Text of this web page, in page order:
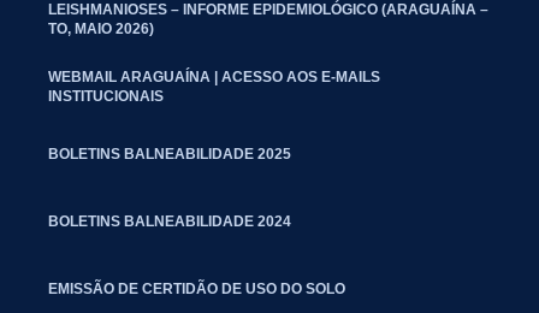
LEISHMANIOSES – INFORME EPIDEMIOLÓGICO (ARAGUAÍNA –
TO, MAIO 2026)
WEBMAIL ARAGUAÍNA | ACESSO AOS E-MAILS
INSTITUCIONAIS
BOLETINS BALNEABILIDADE 2025
BOLETINS BALNEABILIDADE 2024
EMISSÃO DE CERTIDÃO DE USO DO SOLO